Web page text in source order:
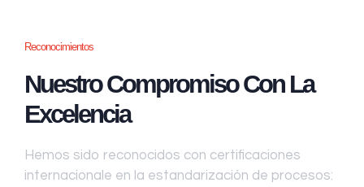
Reconocimientos
Nuestro Compromiso Con La
Excelencia
Hemos sido reconocidos con certificaciones
internacionale en la estandarización de procesos: